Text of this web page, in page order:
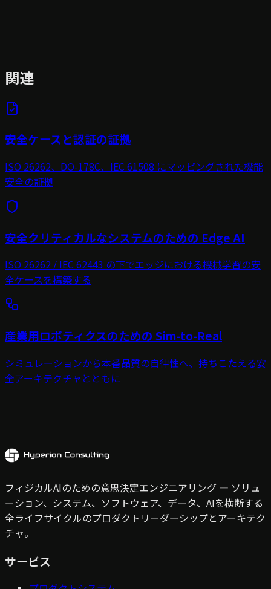
関連
安全ケースと認証の証拠
ISO 26262、DO-178C、IEC 61508 にマッピングされた機能
安全の証拠
安全クリティカルなシステムのための Edge AI
ISO 26262 / IEC 62443 の下でエッジにおける機械学習の安
全ケースを構築する
産業用ロボティクスのための Sim-to-Real
シミュレーションから本番品質の自律性へ、持ちこたえる安
全アーキテクチャとともに
フィジカルAIのための意思決定エンジニアリング — ソリュ
ーション、システム、ソフトウェア、データ、AIを横断する
全ライフサイクルのプロダクトリーダーシップとアーキテク
チャ。
サービス